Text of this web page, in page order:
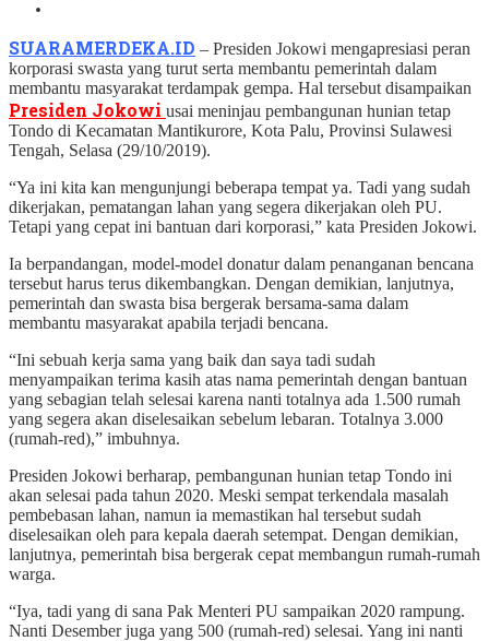
SUARAMERDEKA.ID – Presiden Jokowi mengapresiasi peran
korporasi swasta yang turut serta membantu pemerintah dalam
membantu masyarakat terdampak gempa. Hal tersebut disampaikan
Presiden Jokowi usai meninjau pembangunan hunian tetap
Tondo di Kecamatan Mantikurore, Kota Palu, Provinsi Sulawesi
Tengah, Selasa (29/10/2019).
“Ya ini kita kan mengunjungi beberapa tempat ya. Tadi yang sudah
dikerjakan, pematangan lahan yang segera dikerjakan oleh PU.
Tetapi yang cepat ini bantuan dari korporasi,” kata Presiden Jokowi.
Ia berpandangan, model-model donatur dalam penanganan bencana
tersebut harus terus dikembangkan. Dengan demikian, lanjutnya,
pemerintah dan swasta bisa bergerak bersama-sama dalam
membantu masyarakat apabila terjadi bencana.
“Ini sebuah kerja sama yang baik dan saya tadi sudah
menyampaikan terima kasih atas nama pemerintah dengan bantuan
yang sebagian telah selesai karena nanti totalnya ada 1.500 rumah
yang segera akan diselesaikan sebelum lebaran. Totalnya 3.000
(rumah-red),” imbuhnya.
Presiden Jokowi berharap, pembangunan hunian tetap Tondo ini
akan selesai pada tahun 2020. Meski sempat terkendala masalah
pembebasan lahan, namun ia memastikan hal tersebut sudah
diselesaikan oleh para kepala daerah setempat. Dengan demikian,
lanjutnya, pemerintah bisa bergerak cepat membangun rumah-rumah
warga.
“Iya, tadi yang di sana Pak Menteri PU sampaikan 2020 rampung.
Nanti Desember juga yang 500 (rumah-red) selesai. Yang ini nanti